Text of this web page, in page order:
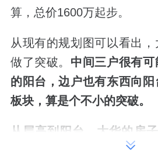
算，总价1600万起步。
从现有的规划图可以看出
做了突破。 中间三户很有
的阳台，边户也有东西向阳
板块，算是个不小的突破。
从层高到阳台，大华的房